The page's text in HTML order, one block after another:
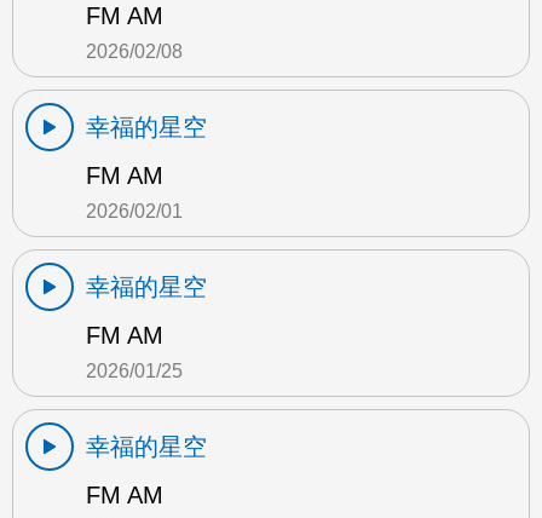
FM AM
2026/02/08
幸福的星空
FM AM
2026/02/01
幸福的星空
FM AM
2026/01/25
幸福的星空
FM AM